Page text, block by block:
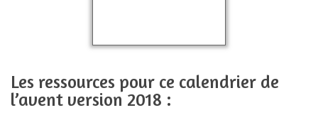
Les ressources pour ce calendrier de
l’avent version 2018 :